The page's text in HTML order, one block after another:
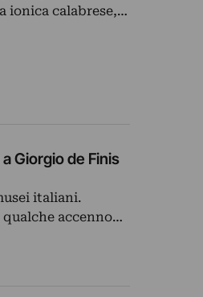
ionica calabrese,…
Giorgio de Finis
italiani.
accenno…